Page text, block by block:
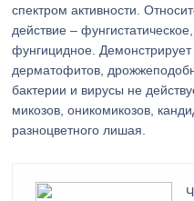
спектром активности.
действие –
фунгицидное.
дерматофитов,
бактерии и вирусы не
микозов, оникомикозов,
разноцветного лишая.